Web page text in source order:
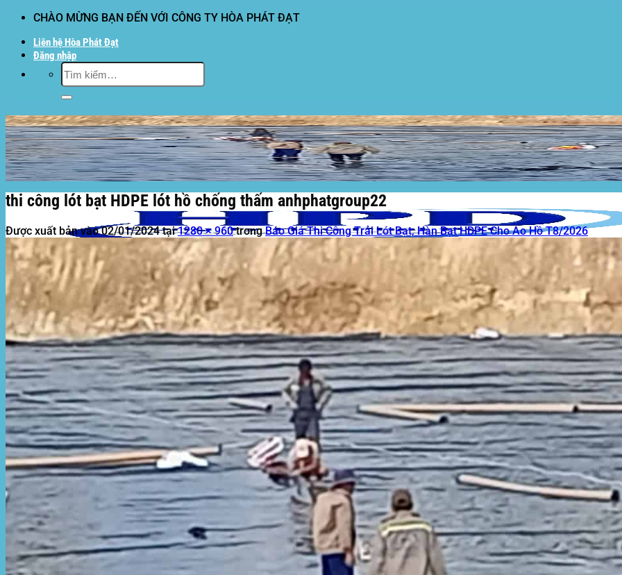
dung
CHÀO MỪNG BẠN ĐẾN VỚI CÔNG TY HÒA PHÁT ĐẠT
Liên hệ Hòa Phát Đạt
Đăng nhập
Tìm
kiếm:
Hòa Phát Đạt
Giới thiệu Hòa Phát Đạt
Sản Phẩm
Sản Phẩm Bạt Che Ngoài Trời
Bạt che nắng mưa
Bạt kéo ngoài trời
Bạt che tự cuốn
Bạt nhựa xanh cam
Bạt sọc 3 màu
Bạt nhựa giá rẻ
Bạt lót ao hồ
Bạt nhựa đen HDPE
Màng chống thấm HDPE
Sản Phẩm Dù Che Ngoài Trời
thi công lót bạt HDPE lót hồ chống thấm anhphatgroup22
Được xuất bản vào02/01/2024tại1280 × 960trongBáo Giá Thi Công Trải Lót Bạt, Hàn Bạt HDPE Cho Ao Hồ T8/2026